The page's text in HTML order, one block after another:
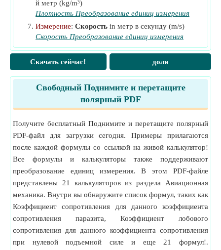
й метр (kg/m³)
Плотность Преобразование единиц измерения
Измерение: Скорость in метр в секунду (m/s)
Скорость Преобразование единиц измерения
Измерение:Областьin Квадратный метр (m²)
Область Преобразование единиц измерения
Измерение:Массаin Килограмм (kg)
Масса Преобразование единиц измерения
Скачать сейчас! доля
Свободный Поднимите и перетащите
полярный PDF
Получите бесплатный Поднимите и перетащите полярный
PDF-файл для загрузки сегодня. Примеры прилагаются
после каждой формулы со ссылкой на живой калькулятор!
Все формулы и калькуляторы также поддерживают
преобразование единиц измерения. В этом PDF-файле
представлены 21 калькуляторов из раздела Авиационная
механика. Внутри вы обнаружите список формул, таких как
Коэффициент сопротивления для данного коэффициента
сопротивления паразита, Коэффициент лобового
сопротивления для данного коэффициента сопротивления
при нулевой подъемной силе и еще 21 формул!.